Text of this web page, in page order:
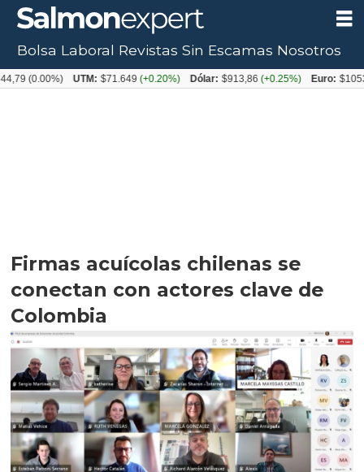
Firmas acuícolas chilenas se
conectan con actores clave de
Colombia
Bolsa Laboral Revistas Sin Escamas Nosotros
UTM: $71.649(+0.20%) Dólar: $913,86(+0.25%) Euro: $1053,08(-